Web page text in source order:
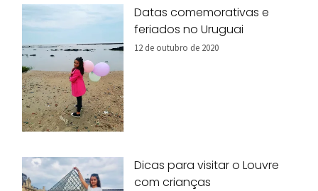
Datas comemorativas e
feriados no Uruguai
12 de outubro de 2020
Dicas para visitar o Louvre
com crianças